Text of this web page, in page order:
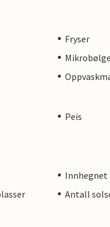
Fryser
Peis
Innhegnet
Antall